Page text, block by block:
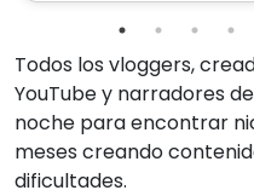
Todos los vloggers,
YouTube y narradores
noche para encontrar
meses creando
dificultades.